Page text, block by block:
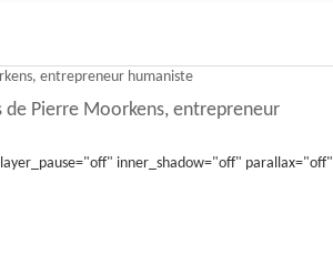
Pierre Moorkens, entrepreneur
inner_shadow="off" parallax="off"